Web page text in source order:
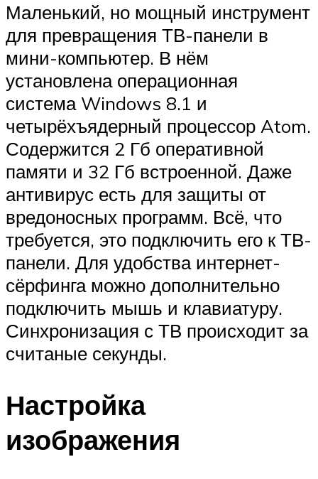
Маленький, но мощный инструмент
для превращения ТВ-панели в
мини-компьютер. В нём
установлена операционная
система Windows 8.1 и
четырёхъядерный процессор Atom.
Содержится 2 Гб оперативной
памяти и 32 Гб встроенной. Даже
антивирус есть для защиты от
вредоносных программ. Всё, что
требуется, это подключить его к ТВ-
панели. Для удобства интернет-
сёрфинга можно дополнительно
подключить мышь и клавиатуру.
Синхронизация с ТВ происходит за
считаные секунды.
Настройка
изображения